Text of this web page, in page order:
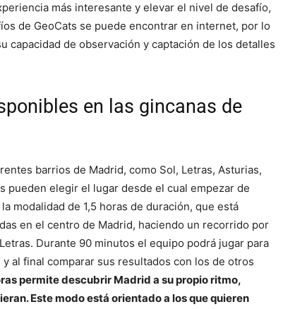
más interesante y elevar el nivel de desafío,
de GeoCats se puede encontrar en internet, por lo
capacidad de observación y captación de los detalles
en las gincanas de
barrios de Madrid, como Sol, Letras, Asturias,
pueden elegir el lugar desde el cual empezar de
modalidad de 1,5 horas de duración, que está
en el centro de Madrid, haciendo un recorrido por
Durante 90 minutos el equipo podrá jugar para
al final comparar sus resultados con los de otros
permite descubrir Madrid a su propio ritmo,
Este modo está orientado a los que quieren